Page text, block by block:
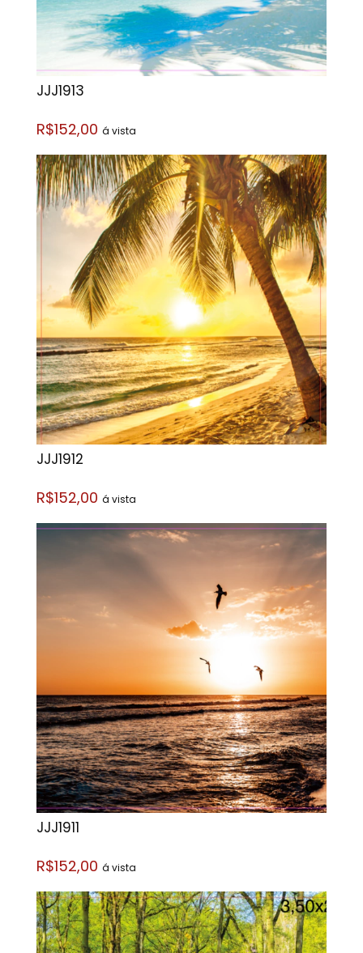
JJJ1913
R$152,00 á vista
JJJ1912
R$152,00 á vista
JJJ1911
R$152,00 á vista